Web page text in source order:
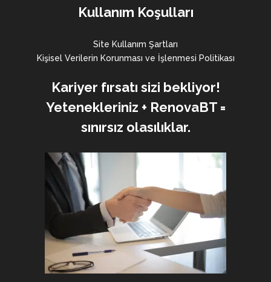
Kullanım Koşulları
Site Kullanım Şartları
Kişisel Verilerin Korunması ve İşlenmesi Politikası
Kariyer fırsatı sizi bekliyor!
Yetenekleriniz + RenovaBT =
sınırsız olasılıklar.